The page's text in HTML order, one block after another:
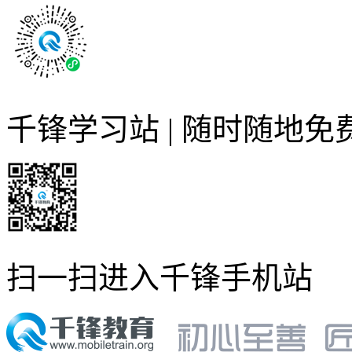
千锋学习站 | 随时随地免
扫一扫进入千锋手机站